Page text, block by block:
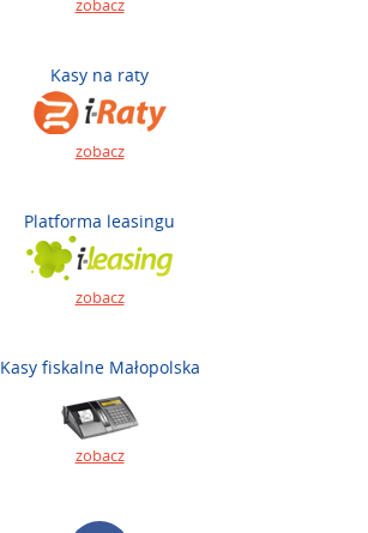
zobacz
Kasy na raty
zobacz
Platforma leasingu
zobacz
Kasy fiskalne Małopolska
zobacz